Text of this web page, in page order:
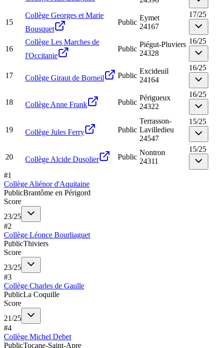
15
Collège Georges et Marie
Bousquet
Public
Eymet
24167
17/25
16
Collège Les Marches de
l'Occitanie
Public
Piégut-Pluviers
24328
16/25
17 Collège Giraut de Borneil Public
Excideuil
24164
16/25
18 Collège Anne Frank Public
Périgueux
24322
16/25
19 Collège Jules Ferry Public
Terrasson-
Lavilledieu
24547
15/25
20 Collège Alcide Dusolier Public
Nontron
24311
15/25
#1
Collège Aliénor d'Aquitaine
PublicBrantôme en Périgord
Score
23/25
#2
Collège Léonce Bourliaguet
PublicThiviers
Score
23/25
#3
Collège Charles de Gaulle
PublicLa Coquille
Score
21/25
#4
Collège Michel Debet
PublicTocane-Saint-Apre